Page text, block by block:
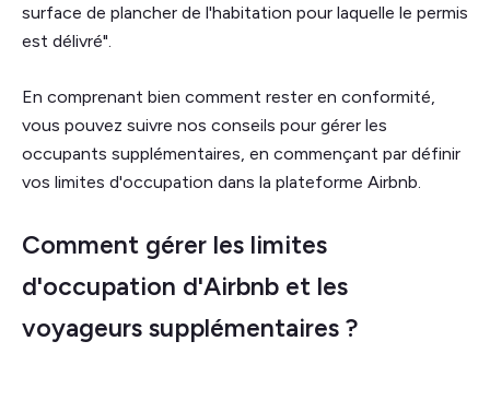
surface de plancher de l'habitation pour laquelle le permis
est délivré".
En comprenant bien comment rester en conformité,
vous pouvez suivre nos conseils pour gérer les
occupants supplémentaires, en commençant par définir
vos limites d'occupation dans la plateforme Airbnb.
Comment gérer les limites
d'occupation d'Airbnb et les
voyageurs supplémentaires ?